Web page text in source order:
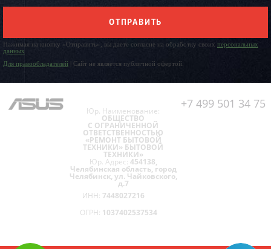
ОТПРАВИТЬ
Нажимая на кнопку «Отправить», вы даете согласие на обработку своих персональных
данных
Для правообладателей | Сайт не является публичной офертой.
+7 499 501 34 75
Юр. Наименование:
ОБЩЕСТВО
С ОГРАНИЧЕННОЙ
ОТВЕТСТВЕННОСТЬЮ
«РЕМОНТ БЫТОВОЙ
ТЕХНИКИ» БЫТОВОЙ
ТЕХНИКИ»
Юр. Адрес: 454138,
Челябинская область, город
Челябинск, ул. Чайковского,
д.7
ИНН: 7448027216
ОГРН: 1037402537534